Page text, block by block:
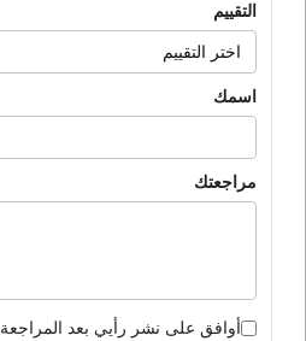
التقييم
اسمك
مراجعتك
أوافق على نشر رأيي بعد المراجعة.